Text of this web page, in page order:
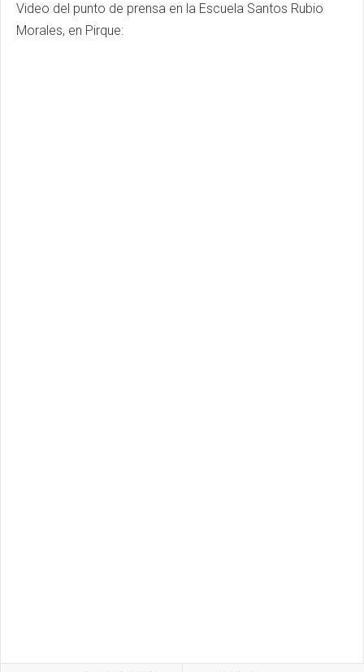
Video del punto de prensa en la Escuela Santos Rubio
Morales, en Pirque: